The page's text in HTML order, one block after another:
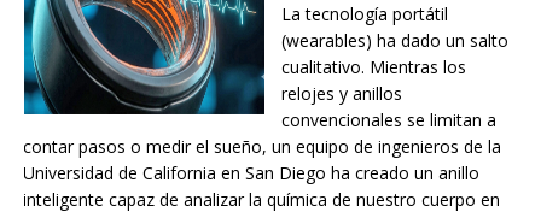
La tecnología portátil
(wearables) ha dado un salto
cualitativo. Mientras los
relojes y anillos
convencionales se limitan a
contar pasos o medir el sueño, un equipo de ingenieros de la
Universidad de California en San Diego ha creado un anillo
inteligente capaz de analizar la química de nuestro cuerpo en